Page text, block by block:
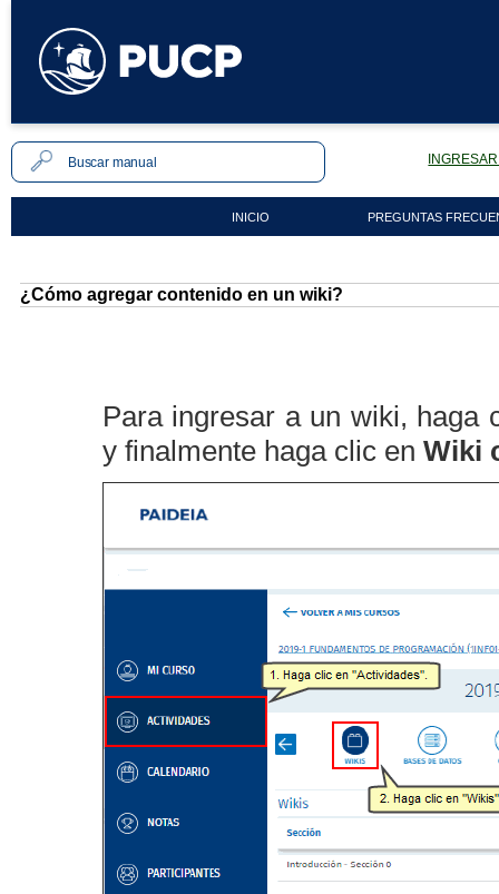
INICIO PREGUNTAS
¿Cómo agregar contenido en un wiki?
Para ingresar a un wiki, haga
y finalmente haga clic en Wiki